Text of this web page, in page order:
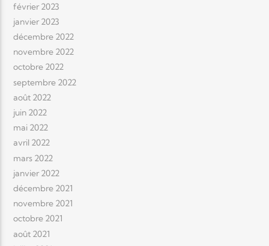
février 2023
janvier 2023
décembre 2022
novembre 2022
octobre 2022
septembre 2022
août 2022
juin 2022
mai 2022
avril 2022
mars 2022
janvier 2022
décembre 2021
novembre 2021
octobre 2021
août 2021